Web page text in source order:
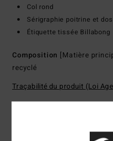
Col rond
Sérigraphie poitrine et dos
Étiquette tissée Billabong
Composition [Matière
recyclé
Traçabilité du produit (Loi